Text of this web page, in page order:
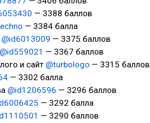
— 3388 баллов
— 3384 балла
@id6013009 — 3375 баллов
@id559021 — 3367 баллов
и сайт @turbologo — 3315 баллов
— 3302 балла
@id1206596 — 3296 баллов
— 3292 балла
— 3290 баллов